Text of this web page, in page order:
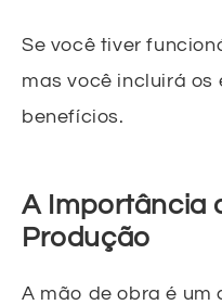
Se você tiver
mas você incluirá
benefícios.
A Importância
Produção
A mão de obra é um